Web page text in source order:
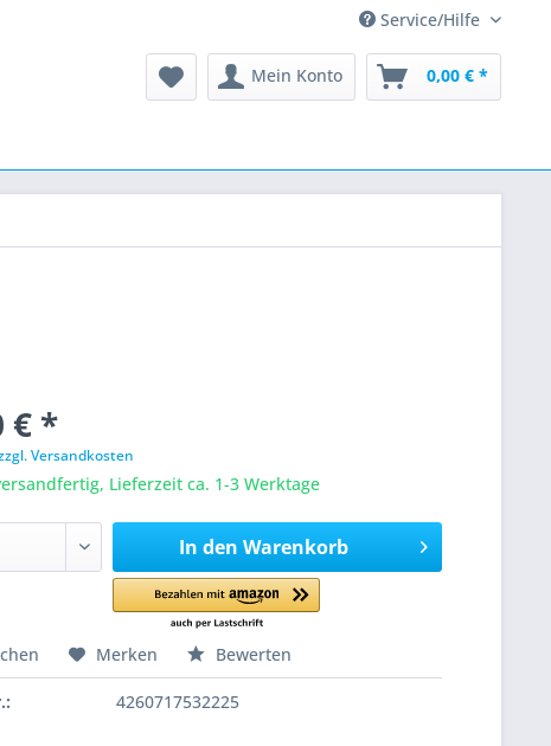
Service/Hilfe
Mein Konto 0,00 € *
€ *
Versandkosten
Lieferzeit ca. 1-3 Werktage
In den Warenkorb
Merken Bewerten
4260717532225